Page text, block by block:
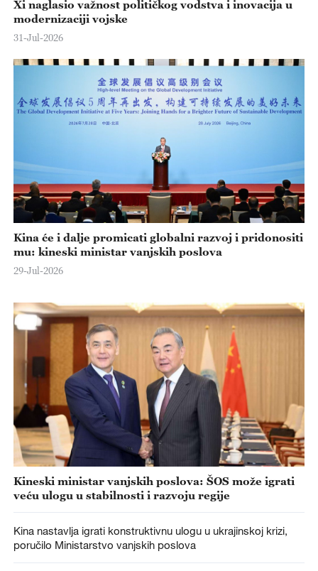
Xi naglasio važnost političkog vodstva i inovacija u
modernizaciji vojske
31-Jul-2026
Kina će i dalje promicati globalni razvoj i pridonositi
mu: kineski ministar vanjskih poslova
29-Jul-2026
Kineski ministar vanjskih poslova: ŠOS može igrati
veću ulogu u stabilnosti i razvoju regije
Kina nastavlja igrati konstruktivnu ulogu u ukrajinskoj krizi,
poručilo Ministarstvo vanjskih poslova